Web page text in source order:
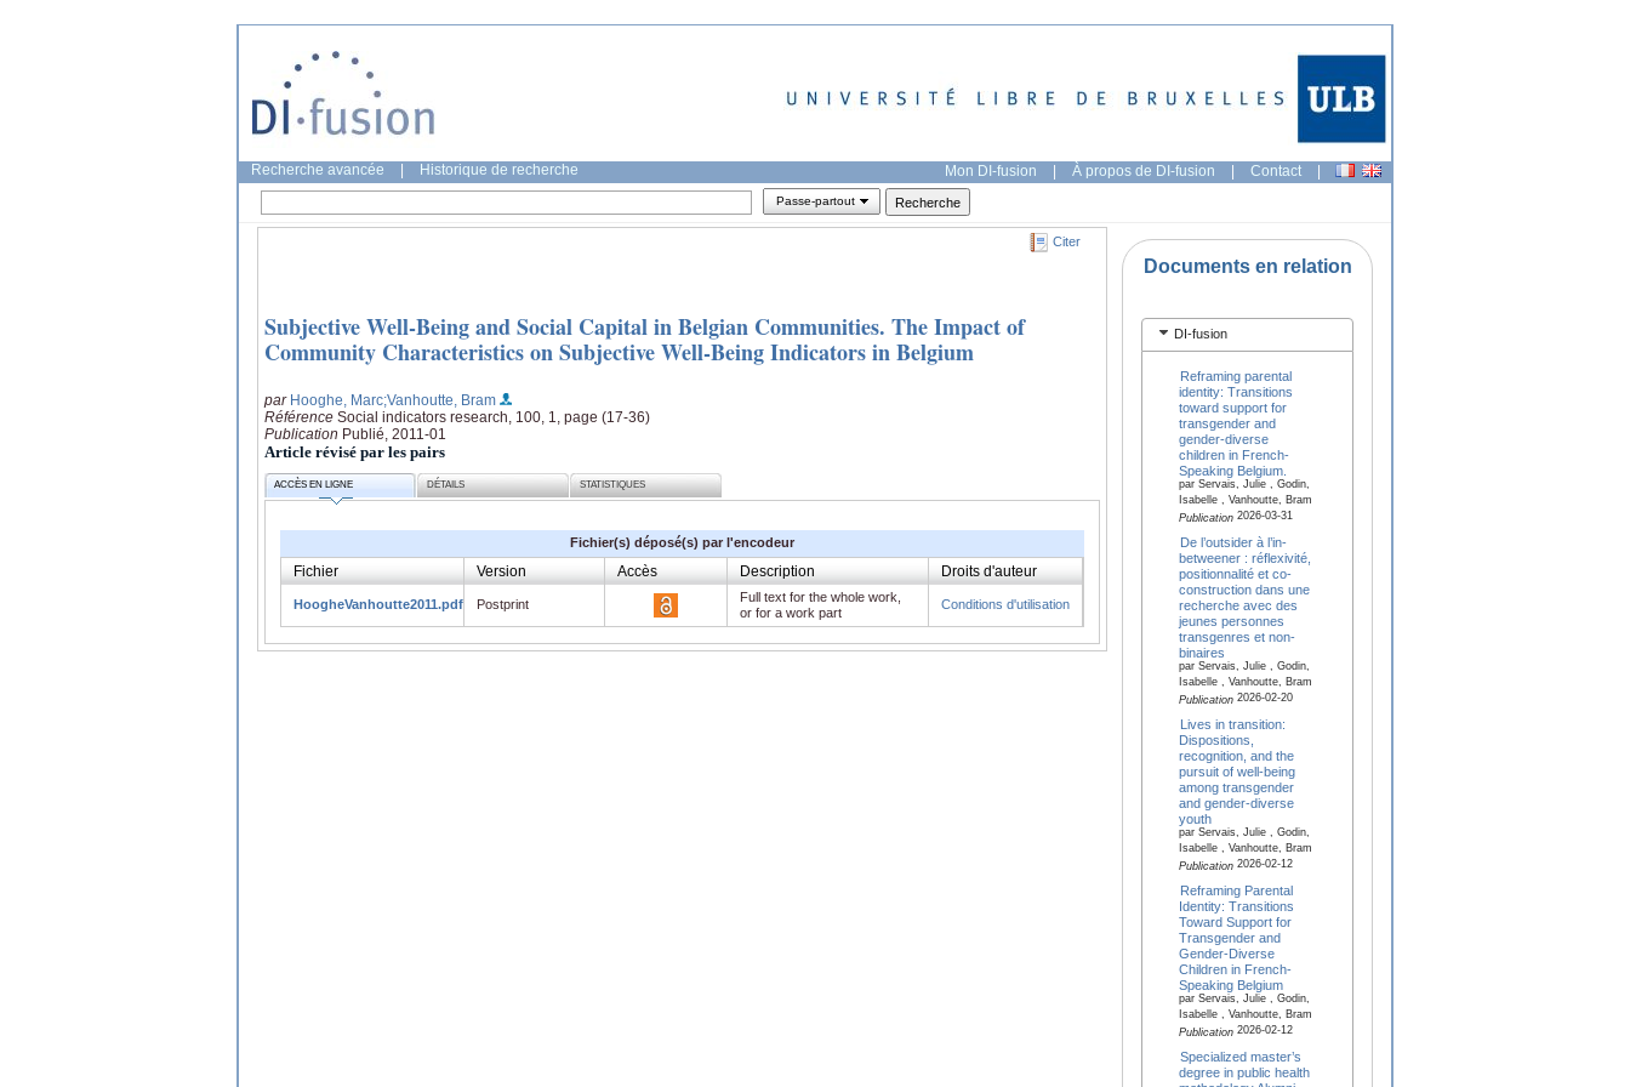
Recherche avancée Historique de recherche Mon DI-fusion | À propos de DI-fusion | Contact |
Passe-partout
Citer
Subjective Well-Being and Social Capital in Belgian Communities. The Impact of
Community Characteristics on Subjective Well-Being Indicators in Belgium
par Hooghe, Marc;Vanhoutte, Bram
Référence Social indicators research, 100, 1, page (17-36)
Publication Publié, 2011-01
Article révisé par les pairs
ACCÈS EN LIGNE DÉTAILS STATISTIQUES
Fichier(s) déposé(s) par l'encodeur
Fichier Version Accès Description Droits d'auteur
HoogheVanhoutte2011.pdf Postprint
Full text for the whole work,
or for a work part
Conditions d'utilisation
Documents en relation
DI-fusion
Reframing parental
identity: Transitions
toward support for
transgender and
gender-diverse
children in French-
Speaking Belgium.
par Servais, Julie , Godin,
Isabelle , Vanhoutte, Bram
Publication2026-03-31
De l’outsider à l’in-
betweener : réflexivité,
positionnalité et co-
construction dans une
recherche avec des
jeunes personnes
transgenres et non-
binaires
par Servais, Julie , Godin,
Isabelle , Vanhoutte, Bram
Publication2026-02-20
Lives in transition:
Dispositions,
recognition, and the
pursuit of well-being
among transgender
and gender-diverse
youth
par Servais, Julie , Godin,
Isabelle , Vanhoutte, Bram
Publication2026-02-12
Reframing Parental
Identity: Transitions
Toward Support for
Transgender and
Gender-Diverse
Children in French-
Speaking Belgium
par Servais, Julie , Godin,
Isabelle , Vanhoutte, Bram
Publication2026-02-12
Specialized master’s
degree in public health